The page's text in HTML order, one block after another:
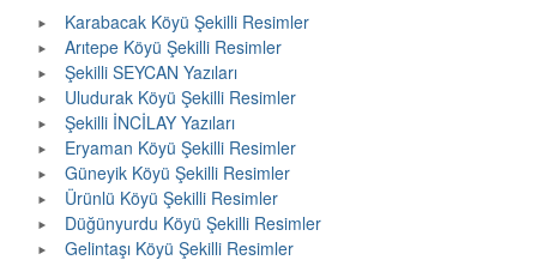
Karabacak Köyü Şekilli Resimler
Arıtepe Köyü Şekilli Resimler
Şekilli SEYCAN Yazıları
Uludurak Köyü Şekilli Resimler
Şekilli İNCİLAY Yazıları
Eryaman Köyü Şekilli Resimler
Güneyik Köyü Şekilli Resimler
Ürünlü Köyü Şekilli Resimler
Düğünyurdu Köyü Şekilli Resimler
Gelintaşı Köyü Şekilli Resimler